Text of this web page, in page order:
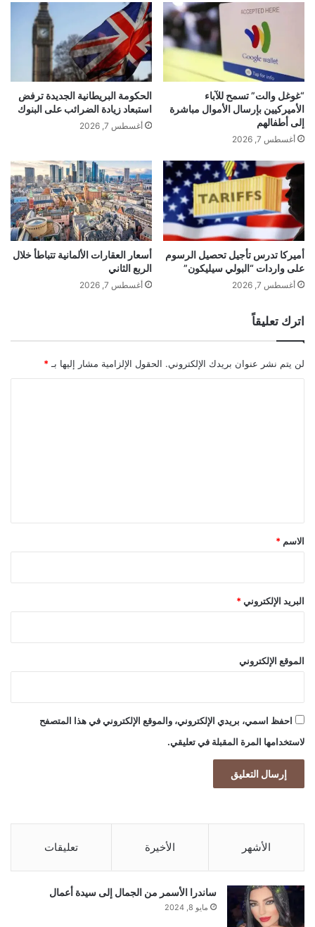
“غوغل والت” تسمح للآباء
الأميركيين بإرسال الأموال مباشرة
إلى أطفالهم
أغسطس 7, 2026
الحكومة البريطانية الجديدة ترفض
استبعاد زيادة الضرائب على البنوك
أغسطس 7, 2026
أميركا تدرس تأجيل تحصيل الرسوم
على واردات “البولي سيليكون”
أغسطس 7, 2026
أسعار العقارات الألمانية تتباطأ خلال
الربع الثاني
أغسطس 7, 2026
اترك تعليقاً
لن يتم نشر عنوان بريدك الإلكتروني. الحقول الإلزامية مشار إليها بـ *
*
الاسم *
البريد الإلكتروني *
الموقع الإلكتروني
احفظ اسمي، بريدي الإلكتروني، والموقع الإلكتروني في هذا المتصفح
لاستخدامها المرة المقبلة في تعليقي.
الأشهر الأخيرة تعليقات
ساندرا الأسمر من الجمال إلى سيدة أعمال
مايو 8, 2024